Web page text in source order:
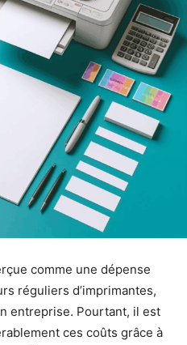
comme une dépense
réguliers d’imprimantes,
entreprise. Pourtant, il est
ces coûts grâce à